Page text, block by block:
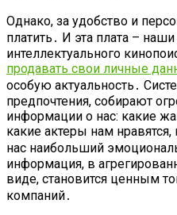
Однако, за удобство и
платить․ И эта плата –
интеллектуального
продавать свои личные
особую актуальность․
предпочтения, собирают
информации о нас: какие
какие актеры нам
нас наибольший
информация, в
виде, становится ценным
компаний․